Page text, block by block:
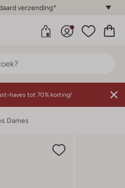
verzending*
haves tot 70% korting!
Dames